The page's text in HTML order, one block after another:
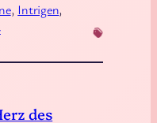
, Intrigen
des